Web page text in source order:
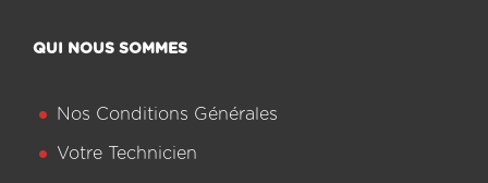
QUI NOUS SOMMES
Nos Conditions Générales
Votre Technicien